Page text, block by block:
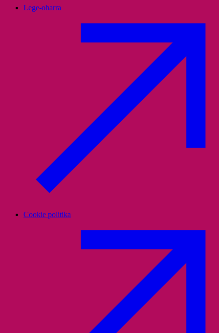
Lege-oharra
Cookie politika